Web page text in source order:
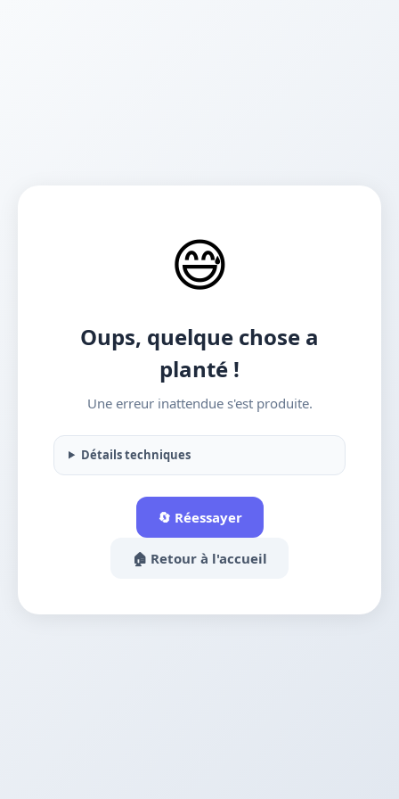
😅
Oups, quelque chose a
planté !
Une erreur inattendue s'est produite.
Détails techniques
🔄 Réessayer
🏠 Retour à l'accueil